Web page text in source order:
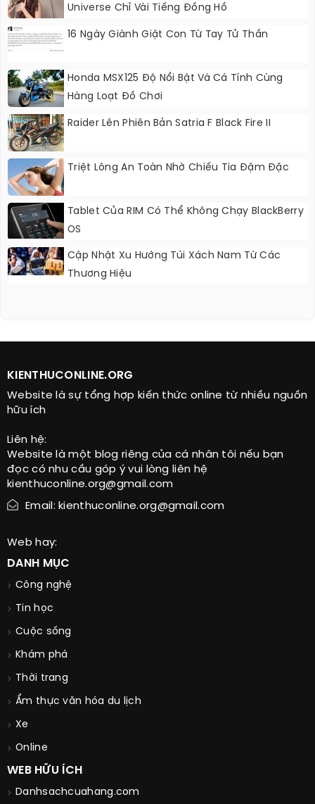
Universe Chỉ Vài Tiếng Đồng Hồ
16 Ngày Giành Giật Con Từ Tay Tử Thần
Honda MSX125 Độ Nổi Bật Và Cá Tính Cùng
Hàng Loạt Đồ Chơi
Raider Lên Phiên Bản Satria F Black Fire II
Triệt Lông An Toàn Nhờ Chiếu Tia Đậm Đặc
Tablet Của RIM Có Thể Không Chạy BlackBerry
OS
Cập Nhật Xu Hướng Túi Xách Nam Từ Các
Thương Hiệu
KIENTHUCONLINE.ORG
Website là sự tổng hợp kiến thức online từ nhiều nguồn
hữu ích
Liên hệ:
Website là một blog riêng của cá nhân tôi nếu bạn
đọc có nhu cầu góp ý vui lòng liên hệ
kienthuconline.org@gmail.com
Email: kienthuconline.org@gmail.com
Web hay:
DANH MỤC
Công nghệ
Tin học
Cuộc sống
Khám phá
Thời trang
Ẩm thực văn hóa du lịch
Xe
Online
WEB HỮU ÍCH
Danhsachcuahang.com